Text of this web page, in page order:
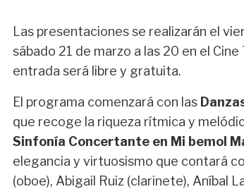
Las presentaciones se realizarán el
sábado 21 de marzo a las 20 en el
entrada será libre y gratuita.
El programa comenzará con las
que recoge la riqueza rítmica y
Sinfonía Concertante en Mi bemol
elegancia y virtuosismo que contará
(oboe), Abigail Ruiz (clarinete), Aníbal